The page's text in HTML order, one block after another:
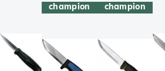
champion champion